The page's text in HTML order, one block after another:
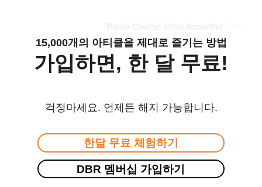
15,000개의 아티클을 제대로 즐기는 방법
가입하면, 한 달 무료!
걱정마세요. 언제든 해지 가능합니다.
한달 무료 체험하기
DBR 멤버십 가입하기